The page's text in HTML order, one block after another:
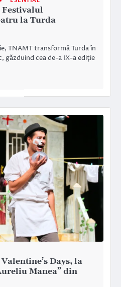
la Turda
TNAMT transformă Turda în
găzduind cea de-a IX-a ediție
Days, la
Manea” din